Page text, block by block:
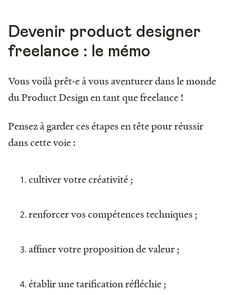
Devenir product designer
freelance : le mémo
Vous voilà prêt·e à vous aventurer dans le monde
du Product Design en tant que freelance !
Pensez à garder ces étapes en tête pour réussir
dans cette voie :
cultiver votre créativité ;
renforcer vos compétences techniques ;
affiner votre proposition de valeur ;
établir une tarification réfléchie ;